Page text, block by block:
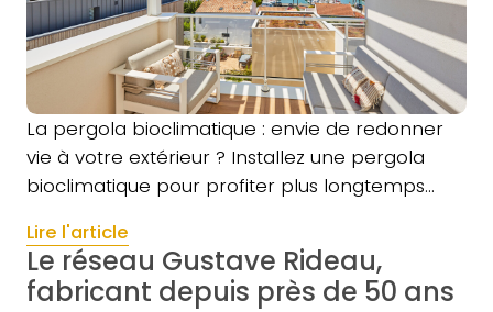
La pergola bioclimatique : envie de redonner
vie à votre extérieur ? Installez une pergola
bioclimatique pour profiter plus longtemps…
Lire l'article
Le réseau Gustave Rideau,
fabricant depuis près de 50 ans